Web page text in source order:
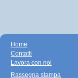
Home
Contatti
Lavora con noi
Rassegna stampa